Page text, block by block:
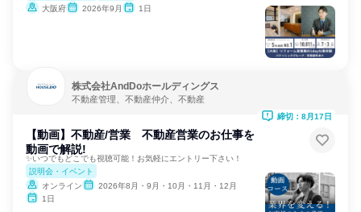
大阪府
2026年9月 1日
株式会社AndDoホールディングス
不動産管理、不動産仲介、不動産
【動画】不動産/営業 不動産営業のお仕事を
動画で解説!
✨いつでもどこでも視聴可能！お気軽にエントリー下さい！
説明会・イベント
オンライン
2026年8月・9月・10月・11月・12月
1日
締切：8月17日